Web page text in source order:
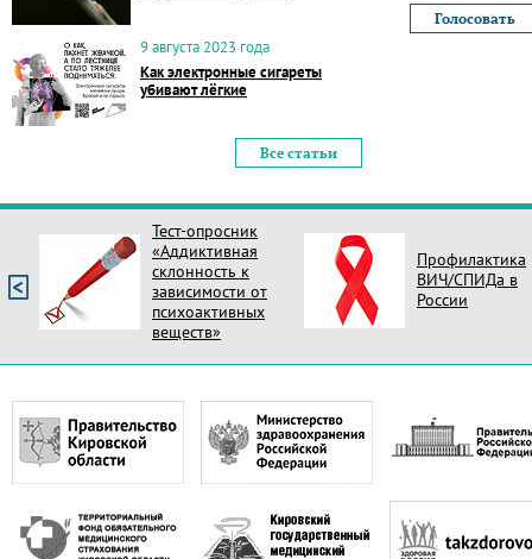
9 августа 2023 года
Как электронные сигареты
убивают лёгкие
Все статьи
Тест-опросник
«Аддиктивная
склонность к
зависимости от
психоактивных
веществ»
Профилактика
ВИЧ/СПИДа в
России